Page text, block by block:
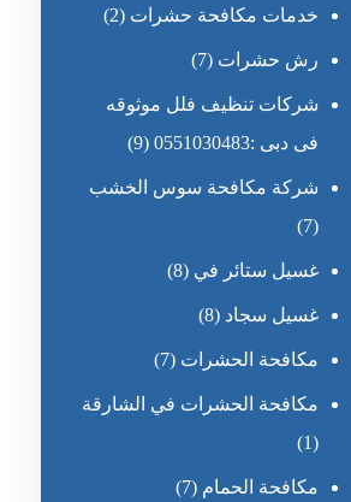
خدمات مكافحة حشرات (2)
رش حشرات (7)
شركات تنظيف فلل موثوقه
فى دبى :0551030483
(9)
شركة مكافحة سوس الخشب
(7)
غسيل ستائر في (8)
غسيل سجاد (8)
مكافحة الحشرات (7)
مكافحة الحشرات في الشارقة
(1)
مكافحة الحمام (7)